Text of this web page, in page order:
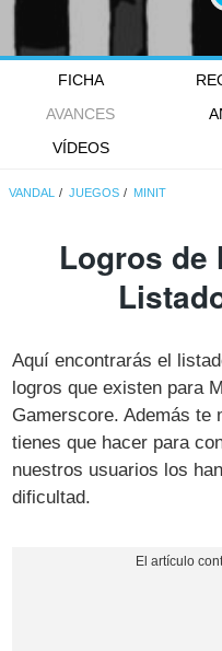
FICHA
AVANCES
VÍDEOS
VANDAL JUEGOS MINIT
Logros de
Aquí encontrarás el
logros que existen para
Gamerscore. Además te
tienes que hacer para
nuestros usuarios los
dificultad.